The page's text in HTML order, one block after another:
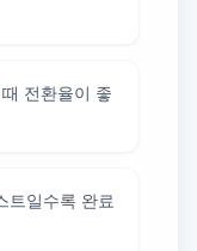
전환율이 좋
트일수록 완료